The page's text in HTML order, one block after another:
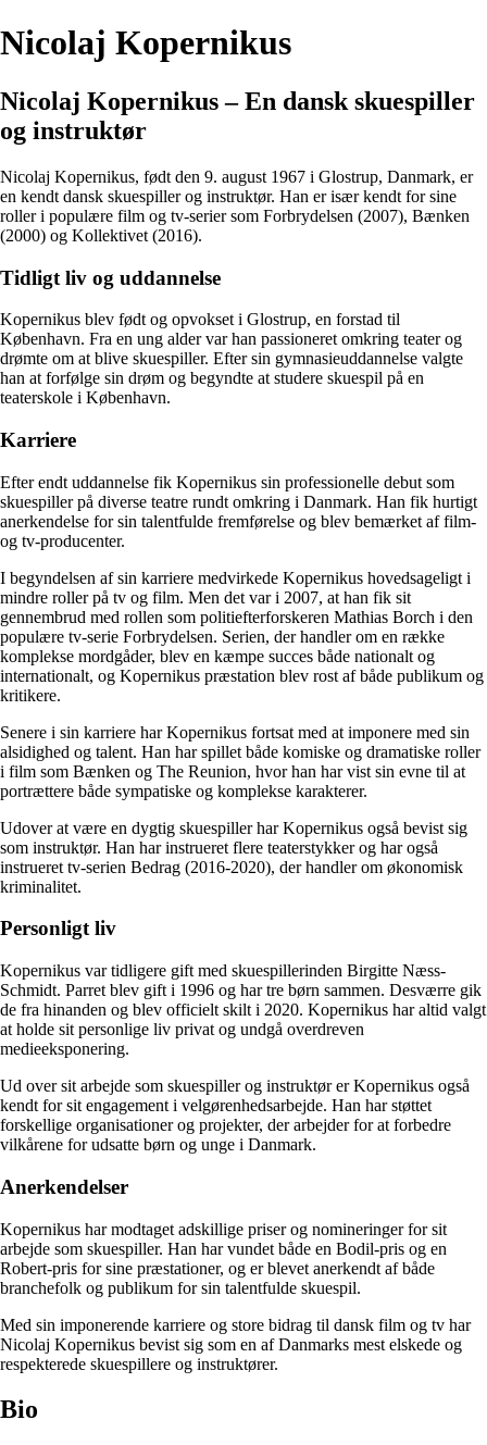
Nicolaj Kopernikus
Nicolaj Kopernikus – En dansk skuespiller
og instruktør
Nicolaj Kopernikus, født den 9. august 1967 i Glostrup, Danmark, er
en kendt dansk skuespiller og instruktør. Han er især kendt for sine
roller i populære film og tv-serier som Forbrydelsen (2007), Bænken
(2000) og Kollektivet (2016).
Tidligt liv og uddannelse
Kopernikus blev født og opvokset i Glostrup, en forstad til
København. Fra en ung alder var han passioneret omkring teater og
drømte om at blive skuespiller. Efter sin gymnasieuddannelse valgte
han at forfølge sin drøm og begyndte at studere skuespil på en
teaterskole i København.
Karriere
Efter endt uddannelse fik Kopernikus sin professionelle debut som
skuespiller på diverse teatre rundt omkring i Danmark. Han fik hurtigt
anerkendelse for sin talentfulde fremførelse og blev bemærket af film-
og tv-producenter.
I begyndelsen af sin karriere medvirkede Kopernikus hovedsageligt i
mindre roller på tv og film. Men det var i 2007, at han fik sit
gennembrud med rollen som politiefterforskeren Mathias Borch i den
populære tv-serie Forbrydelsen. Serien, der handler om en række
komplekse mordgåder, blev en kæmpe succes både nationalt og
internationalt, og Kopernikus præstation blev rost af både publikum og
kritikere.
Senere i sin karriere har Kopernikus fortsat med at imponere med sin
alsidighed og talent. Han har spillet både komiske og dramatiske roller
i film som Bænken og The Reunion, hvor han har vist sin evne til at
portrættere både sympatiske og komplekse karakterer.
Udover at være en dygtig skuespiller har Kopernikus også bevist sig
som instruktør. Han har instrueret flere teaterstykker og har også
instrueret tv-serien Bedrag (2016-2020), der handler om økonomisk
kriminalitet.
Personligt liv
Kopernikus var tidligere gift med skuespillerinden Birgitte Næss-
Schmidt. Parret blev gift i 1996 og har tre børn sammen. Desværre gik
de fra hinanden og blev officielt skilt i 2020. Kopernikus har altid valgt
at holde sit personlige liv privat og undgå overdreven
medieeksponering.
Ud over sit arbejde som skuespiller og instruktør er Kopernikus også
kendt for sit engagement i velgørenhedsarbejde. Han har støttet
forskellige organisationer og projekter, der arbejder for at forbedre
vilkårene for udsatte børn og unge i Danmark.
Anerkendelser
Kopernikus har modtaget adskillige priser og nomineringer for sit
arbejde som skuespiller. Han har vundet både en Bodil-pris og en
Robert-pris for sine præstationer, og er blevet anerkendt af både
branchefolk og publikum for sin talentfulde skuespil.
Med sin imponerende karriere og store bidrag til dansk film og tv har
Nicolaj Kopernikus bevist sig som en af Danmarks mest elskede og
respekterede skuespillere og instruktører.
Bio